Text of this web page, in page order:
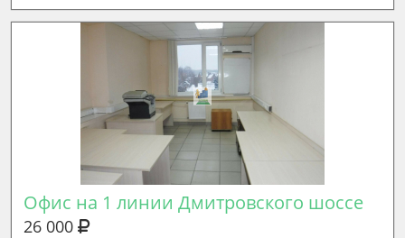
Офис на 1 линии Дмитровского шоссе
26 000